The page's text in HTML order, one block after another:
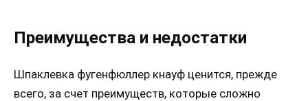
Преимущества и недостатки
Шпаклевка фугенфюллер кнауф ценится, прежде
всего, за счет преимуществ, которые сложно